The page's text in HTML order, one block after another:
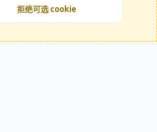
拒绝可选 cookie